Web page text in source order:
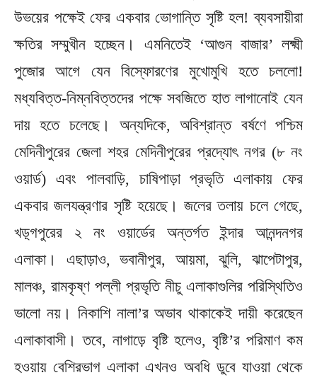
উভয়ের পক্ষেই ফের একবার ভোগান্তি সৃষ্টি হল! ব্যবসায়ীরা
ক্ষতির সম্মুখীন হচ্ছেন। এমনিতেই ‘আগুন বাজার’ লক্ষ্মী
পুজোর আগে যেন বিস্ফোরণের মুখোমুখি হতে চললো!
মধ্যবিত্ত-নিম্নবিত্তদের পক্ষে সবজিতে হাত লাগানোই যেন
দায় হতে চলেছে। অন্যদিকে, অবিশ্রান্ত বর্ষণে পশ্চিম
মেদিনীপুরের জেলা শহর মেদিনীপুরের প্রদ্যোৎ নগর (৮ নং
ওয়ার্ড) এবং পালবাড়ি, চাষিপাড়া প্রভৃতি এলাকায় ফের
একবার জলযন্ত্রণার সৃষ্টি হয়েছে। জলের তলায় চলে গেছে,
খড়্গপুরের ২ নং ওয়ার্ডের অন্তর্গত ইন্দার আনন্দনগর
এলাকা। এছাড়াও, ভবানীপুর, আয়মা, ঝুলি, ঝাপেটাপুর,
মালঞ্চ, রামকৃষ্ণ পল্লী প্রভৃতি নীচু এলাকাগুলির পরিস্থিতিও
ভালো নয়। নিকাশি নালা’র অভাব থাকাকেই দায়ী করেছেন
এলাকাবাসী। তবে, নাগাড়ে বৃষ্টি হলেও, বৃষ্টি’র পরিমাণ কম
হওয়ায় বেশিরভাগ এলাকা এখনও অবধি ডুবে যাওয়া থেকে